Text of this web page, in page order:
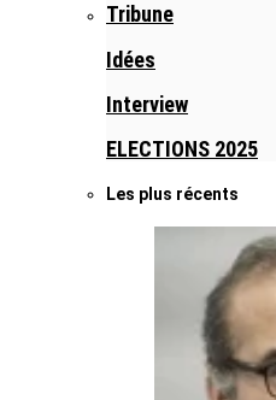
Tribune
Idées
Interview
ELECTIONS 2025
Les plus récents